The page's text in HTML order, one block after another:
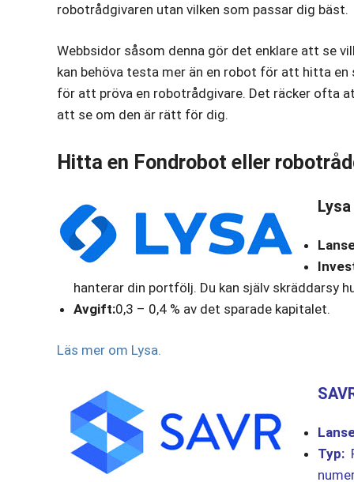
robotrådgivaren utan vilken som passar dig bäst.
Webbsidor såsom denna gör det enklare att se
kan behöva testa mer än en robot för att hitta
för att pröva en robotrådgivare. Det räcker ofta
att se om den är rätt för dig.
Hitta en Fondrobot eller
Lysa
hanterar din portfölj. Du kan själv skräddarsy
Avgift:0,3 – 0,4 % av det sparade kapitalet.
Läs mer om Lysa.
Typ: